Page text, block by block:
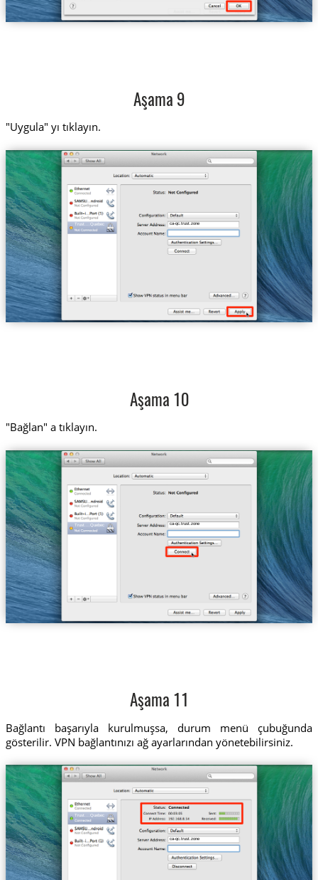
Aşama 9
"Uygula" yı tıklayın.
Trust....Quebec ca-qc.trust.zone
Aşama 10
"Bağlan" a tıklayın.
Trust....Quebec ca-qc.trust.zone
Aşama 11
Bağlantı başarıyla kurulmuşsa, durum menü çubuğunda
gösterilir. VPN bağlantınızı ağ ayarlarından yönetebilirsiniz.
Trust....Quebec
ca-qc.trust.zone